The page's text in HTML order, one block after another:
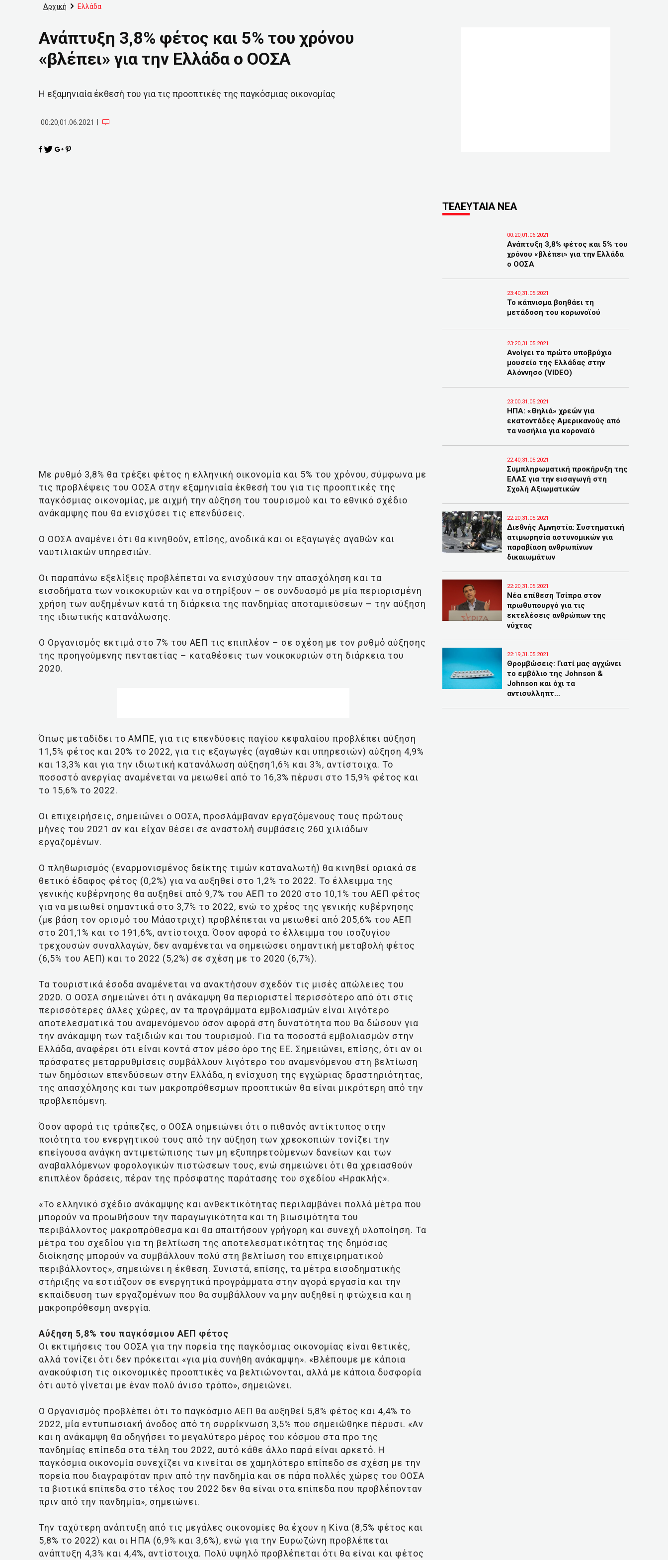
Αρχική Ελλάδα
Ανάπτυξη 3,8% φέτος και 5% του χρόνου
«βλέπει» για την Ελλάδα ο ΟΟΣΑ
Η εξαμηνιαία έκθεσή του για τις προοπτικές της παγκόσμιας οικονομίας
00:20,01.06.2021
Με ρυθμό 3,8% θα τρέξει φέτος η ελληνική οικονομία και 5% του χρόνου, σύμφωνα με
τις προβλέψεις του ΟΟΣΑ στην εξαμηνιαία έκθεσή του για τις προοπτικές της
παγκόσμιας οικονομίας, με αιχμή την αύξηση του τουρισμού και το εθνικό σχέδιο
ανάκαμψης που θα ενισχύσει τις επενδύσεις.
Ο ΟΟΣΑ αναμένει ότι θα κινηθούν, επίσης, ανοδικά και οι εξαγωγές αγαθών και
ναυτιλιακών υπηρεσιών.
Οι παραπάνω εξελίξεις προβλέπεται να ενισχύσουν την απασχόληση και τα
εισοδήματα των νοικοκυριών και να στηρίξουν – σε συνδυασμό με μία περιορισμένη
χρήση των αυξημένων κατά τη διάρκεια της πανδημίας αποταμιεύσεων – την αύξηση
της ιδιωτικής κατανάλωσης.
Ο Οργανισμός εκτιμά στο 7% του ΑΕΠ τις επιπλέον – σε σχέση με τον ρυθμό αύξησης
της προηγούμενης πενταετίας – καταθέσεις των νοικοκυριών στη διάρκεια του
2020.
Όπως μεταδίδει το ΑΜΠΕ, για τις επενδύσεις παγίου κεφαλαίου προβλέπει αύξηση
11,5% φέτος και 20% το 2022, για τις εξαγωγές (αγαθών και υπηρεσιών) αύξηση 4,9%
και 13,3% και για την ιδιωτική κατανάλωση αύξηση1,6% και 3%, αντίστοιχα. Το
ποσοστό ανεργίας αναμένεται να μειωθεί από το 16,3% πέρυσι στο 15,9% φέτος και
το 15,6% το 2022.
Οι επιχειρήσεις, σημειώνει ο ΟΟΣΑ, προσλάμβαναν εργαζόμενους τους πρώτους
μήνες του 2021 αν και είχαν θέσει σε αναστολή συμβάσεις 260 χιλιάδων
εργαζομένων.
Ο πληθωρισμός (εναρμονισμένος δείκτης τιμών καταναλωτή) θα κινηθεί οριακά σε
θετικό έδαφος φέτος (0,2%) για να αυξηθεί στο 1,2% το 2022. Το έλλειμμα της
γενικής κυβέρνησης θα αυξηθεί από 9,7% του ΑΕΠ το 2020 στο 10,1% του ΑΕΠ φέτος
για να μειωθεί σημαντικά στο 3,7% το 2022, ενώ το χρέος της γενικής κυβέρνησης
(με βάση τον ορισμό του Μάαστριχτ) προβλέπεται να μειωθεί από 205,6% του ΑΕΠ
στο 201,1% και το 191,6%, αντίστοιχα. Όσον αφορά το έλλειμμα του ισοζυγίου
τρεχουσών συναλλαγών, δεν αναμένεται να σημειώσει σημαντική μεταβολή φέτος
(6,5% του ΑΕΠ) και το 2022 (5,2%) σε σχέση με το 2020 (6,7%).
Τα τουριστικά έσοδα αναμένεται να ανακτήσουν σχεδόν τις μισές απώλειες του
2020. Ο ΟΟΣΑ σημειώνει ότι η ανάκαμψη θα περιοριστεί περισσότερο από ότι στις
περισσότερες άλλες χώρες, αν τα προγράμματα εμβολιασμών είναι λιγότερο
αποτελεσματικά του αναμενόμενου όσον αφορά στη δυνατότητα που θα δώσουν για
την ανάκαμψη των ταξιδιών και του τουρισμού. Για τα ποσοστά εμβολιασμών στην
Ελλάδα, αναφέρει ότι είναι κοντά στον μέσο όρο της ΕΕ. Σημειώνει, επίσης, ότι αν οι
πρόσφατες μεταρρυθμίσεις συμβάλλουν λιγότερο του αναμενόμενου στη βελτίωση
των δημόσιων επενδύσεων στην Ελλάδα, η ενίσχυση της εγχώριας δραστηριότητας,
της απασχόλησης και των μακροπρόθεσμων προοπτικών θα είναι μικρότερη από την
προβλεπόμενη.
Όσον αφορά τις τράπεζες, ο ΟΟΣΑ σημειώνει ότι ο πιθανός αντίκτυπος στην
ποιότητα του ενεργητικού τους από την αύξηση των χρεοκοπιών τονίζει την
επείγουσα ανάγκη αντιμετώπισης των μη εξυπηρετούμενων δανείων και των
αναβαλλόμενων φορολογικών πιστώσεων τους, ενώ σημειώνει ότι θα χρειασθούν
επιπλέον δράσεις, πέραν της πρόσφατης παράτασης του σχεδίου «Ηρακλής».
«Το ελληνικό σχέδιο ανάκαμψης και ανθεκτικότητας περιλαμβάνει πολλά μέτρα που
μπορούν να προωθήσουν την παραγωγικότητα και τη βιωσιμότητα του
περιβάλλοντος μακροπρόθεσμα και θα απαιτήσουν γρήγορη και συνεχή υλοποίηση. Τα
μέτρα του σχεδίου για τη βελτίωση της αποτελεσματικότητας της δημόσιας
διοίκησης μπορούν να συμβάλλουν πολύ στη βελτίωση του επιχειρηματικού
περιβάλλοντος», σημειώνει η έκθεση. Συνιστά, επίσης, τα μέτρα εισοδηματικής
στήριξης να εστιάζουν σε ενεργητικά προγράμματα στην αγορά εργασία και την
εκπαίδευση των εργαζομένων που θα συμβάλλουν να μην αυξηθεί η φτώχεια και η
μακροπρόθεσμη ανεργία.
Αύξηση 5,8% του παγκόσμιου ΑΕΠ φέτος
Οι εκτιμήσεις του ΟΟΣΑ για την πορεία της παγκόσμιας οικονομίας είναι θετικές,
αλλά τονίζει ότι δεν πρόκειται «για μία συνήθη ανάκαμψη». «Βλέπουμε με κάποια
ανακούφιση τις οικονομικές προοπτικές να βελτιώνονται, αλλά με κάποια δυσφορία
ότι αυτό γίνεται με έναν πολύ άνισο τρόπο», σημειώνει.
Ο Οργανισμός προβλέπει ότι το παγκόσμιο ΑΕΠ θα αυξηθεί 5,8% φέτος και 4,4% το
2022, μία εντυπωσιακή άνοδος από τη συρρίκνωση 3,5% που σημειώθηκε πέρυσι. «Αν
και η ανάκαμψη θα οδηγήσει το μεγαλύτερο μέρος του κόσμου στα προ της
πανδημίας επίπεδα στα τέλη του 2022, αυτό κάθε άλλο παρά είναι αρκετό. Η
παγκόσμια οικονομία συνεχίζει να κινείται σε χαμηλότερο επίπεδο σε σχέση με την
πορεία που διαγραφόταν πριν από την πανδημία και σε πάρα πολλές χώρες του ΟΟΣΑ
τα βιοτικά επίπεδα στο τέλος του 2022 δεν θα είναι στα επίπεδα που προβλέπονταν
πριν από την πανδημία», σημειώνει.
Την ταχύτερη ανάπτυξη από τις μεγάλες οικονομίες θα έχουν η Κίνα (8,5% φέτος και
5,8% το 2022) και οι ΗΠΑ (6,9% και 3,6%), ενώ για την Ευρωζώνη προβλέπεται
ανάπτυξη 4,3% και 4,4%, αντίστοιχα. Πολύ υψηλό προβλέπεται ότι θα είναι και φέτος
ΤΕΛΕΥΤΑΙΑ ΝΕΑ
00:20,01.06.2021
Ανάπτυξη 3,8% φέτος και 5% του
χρόνου «βλέπει» για την Ελλάδα
ο ΟΟΣΑ
23:40,31.05.2021
Το κάπνισμα βοηθάει τη
μετάδοση του κορωνοϊού
23:20,31.05.2021
Ανοίγει το πρώτο υποβρύχιο
μουσείο της Ελλάδας στην
Αλόννησο (VIDEO)
23:00,31.05.2021
ΗΠΑ: «Θηλιά» χρεών για
εκατοντάδες Αμερικανούς από
τα νοσήλια για κοροναϊό
22:40,31.05.2021
Συμπληρωματική προκήρυξη της
ΕΛΑΣ για την εισαγωγή στη
Σχολή Αξιωματικών
22:20,31.05.2021
Διεθνής Αμνηστία: Συστηματική
ατιμωρησία αστυνομικών για
παραβίαση ανθρωπίνων
δικαιωμάτων
22:20,31.05.2021
Νέα επίθεση Τσίπρα στον
πρωθυπουργό για τις
εκτελέσεις ανθρώπων της
νύχτας
22:19,31.05.2021
Θρομβώσεις: Γιατί μας αγχώνει
το εμβόλιο της Johnson &
Johnson και όχι τα
αντισυλληπτ...